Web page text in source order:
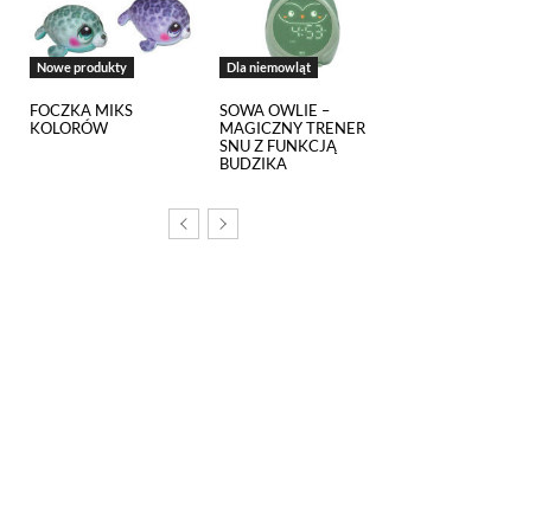
Nowe produkty
FOCZKA MIKS
KOLORÓW
Dla niemowląt
SOWA OWLIE –
MAGICZNY TRENER
SNU Z FUNKCJĄ
BUDZIKA